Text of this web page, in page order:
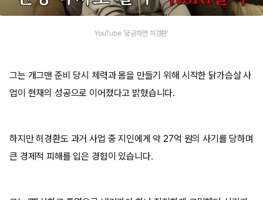
YouTube '궁금하면 허경환'
그는 개그맨 준비 당시 체력과 몸을 만들기 위해 시작한 닭가슴살 사
업이 현재의 성공으로 이어졌다고 밝혔습니다.
하지만 허경환도 과거 사업 중 지인에게 약 27억 원의 사기를 당하며
큰 경제적 피해를 입은 경험이 있습니다.